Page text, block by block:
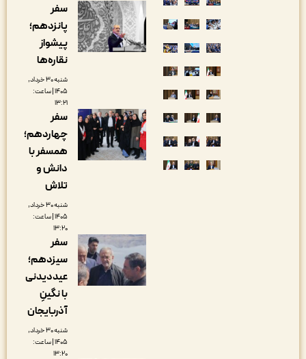
سفر
پانزدهم؛
پیشواز
نقاره‌ها
شنبه ۳۰ خرداد,
۱۴۰۵ | ساعت:
سفر
چهاردهم؛
همسفر با
دانش و
شنبه ۳۰ خرداد,
۱۴۰۵ | ساعت:
سفر
سیزدهم؛
عیددیدنی
آذربایجان
شنبه ۳۰ خرداد,
۱۴۰۵ | ساعت: